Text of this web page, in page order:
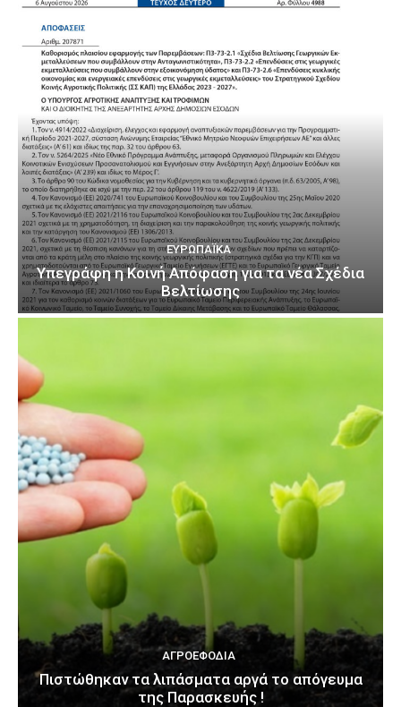
ΕΥΡΩΠΑΪΚΆ
Υπεγράφη η Κοινή Απόφαση για τα νέα Σχέδια
Βελτίωσης
ΑΓΡΟΕΦΌΔΙΑ
Πιστώθηκαν τα λιπάσματα αργά το απόγευμα
της Παρασκευής !